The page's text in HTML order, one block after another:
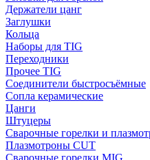
Держатели цанг
Заглушки
Кольца
Наборы для TIG
Переходники
Прочее TIG
Соединители быстросъёмные
Сопла керамические
Цанги
Штуцеры
Сварочные горелки и
Плазмотроны CUT
Сварочные горелки MIG